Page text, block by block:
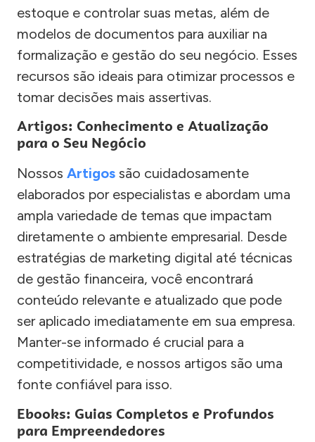
estoque e controlar suas metas, além de
modelos de documentos para auxiliar na
formalização e gestão do seu negócio. Esses
recursos são ideais para otimizar processos e
tomar decisões mais assertivas.
Artigos: Conhecimento e Atualização
para o Seu Negócio
Nossos Artigos são cuidadosamente
elaborados por especialistas e abordam uma
ampla variedade de temas que impactam
diretamente o ambiente empresarial. Desde
estratégias de marketing digital até técnicas
de gestão financeira, você encontrará
conteúdo relevante e atualizado que pode
ser aplicado imediatamente em sua empresa.
Manter-se informado é crucial para a
competitividade, e nossos artigos são uma
fonte confiável para isso.
Ebooks: Guias Completos e Profundos
para Empreendedores